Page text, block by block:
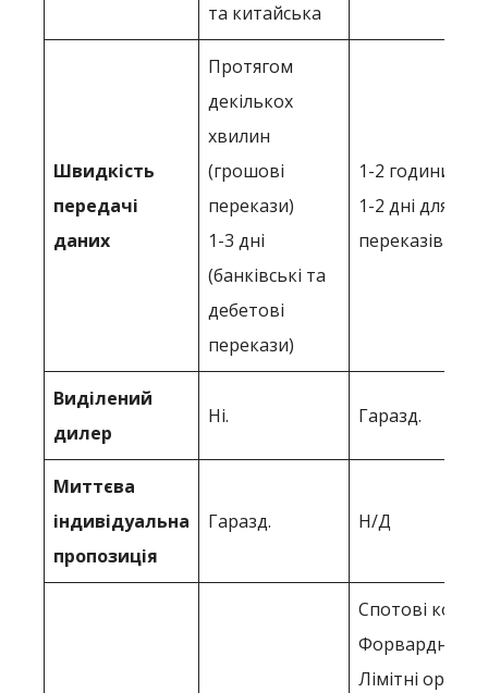
та китайська
Швидкість
передачі
даних
Протягом
декількох
хвилин
(грошові
перекази)
1-3 дні
(банківські та
дебетові
перекази)
1-2 години по
1-2 дні для
переказів
Виділений
дилер
Ні. Гаразд.
Миттєва
індивідуальна
пропозиція
Гаразд. Н/Д
Спотові
Форвардні
Лімітні ордери